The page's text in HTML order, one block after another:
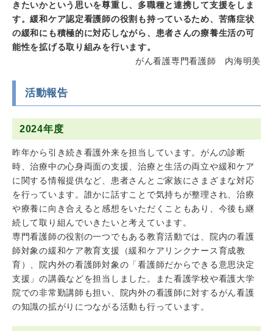
きたいかという思いを尊重し、多職種と連携して支援をしま
す。緩和ケア認定看護師の役割も持っているため、苦痛症状
の緩和にも積極的に対応しながら、患者さんの療養生活の可
能性を拡げる取り組みを行います。
がん看護専門看護師 内海明美
活動報告
2024年度
昨年から引き続き看護外来を担当しています。がんの診断
時、治療中の心身両面の支援、治療と生活の両立や緩和ケア
に関する情報提供など、患者さんとご家族にさまざまな対応
を行っています。誰かに話すことで気持ちが整理され、治療
や療養に向き合えると感想をいただくこともあり、今後も継
続して取り組んでいきたいと考えています。
専門看護師の役割の一つでもある教育活動では、院内の看護
師対象の緩和ケア教育支援（緩和ケアリンクナース育成教
育）、院内外の看護師対象の「看護師だからできる意思決定
支援」の講義などを担当しました。また看護学校や看護大学
院での非常勤講師も担い、院内外の看護師に対するがん看護
の知識の拡がりにつながる活動も行っています。